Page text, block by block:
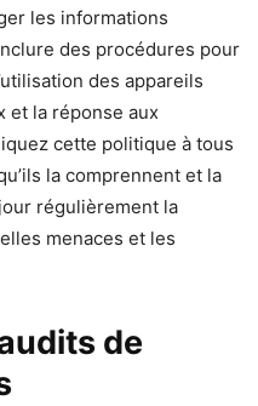
les informations
des procédures pour
des appareils
et la réponse aux
cette politique à tous
la comprennent et la
régulièrement la
menaces et les
de